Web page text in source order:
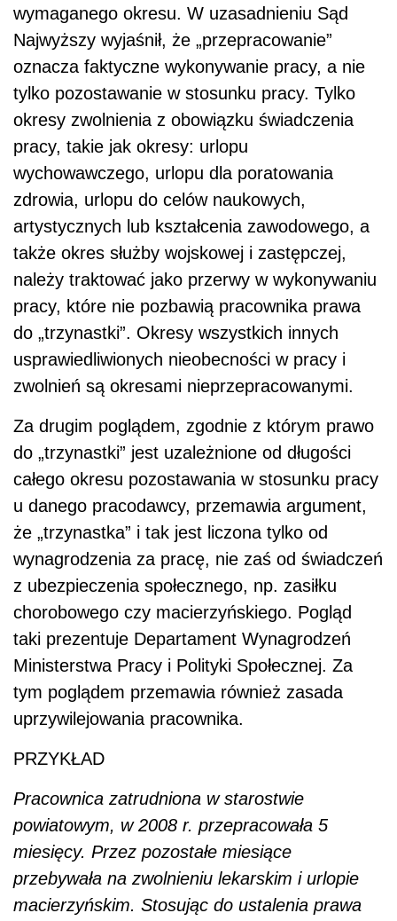
wymaganego okresu. W uzasadnieniu Sąd
Najwyższy wyjaśnił, że „przepracowanie”
oznacza faktyczne wykonywanie pracy, a nie
tylko pozostawanie w stosunku pracy. Tylko
okresy zwolnienia z obowiązku świadczenia
pracy, takie jak okresy: urlopu
wychowawczego, urlopu dla poratowania
zdrowia, urlopu do celów naukowych,
artystycznych lub kształcenia zawodowego, a
także okres służby wojskowej i zastępczej,
należy traktować jako przerwy w wykonywaniu
pracy, które nie pozbawią pracownika prawa
do „trzynastki”. Okresy wszystkich innych
usprawiedliwionych nieobecności w pracy i
zwolnień są okresami nieprzepracowanymi.
Za drugim poglądem, zgodnie z którym prawo
do „trzynastki” jest uzależnione od długości
całego okresu pozostawania w stosunku pracy
u danego pracodawcy, przemawia argument,
że „trzynastka” i tak jest liczona tylko od
wynagrodzenia za pracę, nie zaś od świadczeń
z ubezpieczenia społecznego, np. zasiłku
chorobowego czy macierzyńskiego. Pogląd
taki prezentuje Departament Wynagrodzeń
Ministerstwa Pracy i Polityki Społecznej. Za
tym poglądem przemawia również zasada
uprzywilejowania pracownika.
PRZYKŁAD
Pracownica zatrudniona w starostwie
powiatowym, w 2008 r. przepracowała 5
miesięcy. Przez pozostałe miesiące
przebywała na zwolnieniu lekarskim i urlopie
macierzyńskim. Stosując do ustalenia prawa